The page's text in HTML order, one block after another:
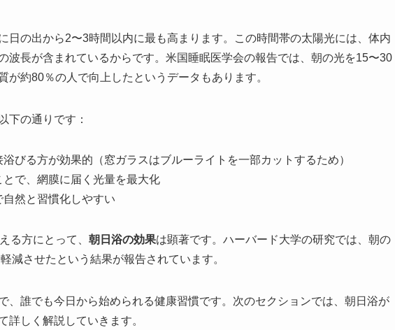
日の出から2〜3時間以内に最も高まります。この時間帯の太陽光には、体内
波長が含まれているからです。米国睡眠医学会の報告では、朝の光を15〜30
が約80％の人で向上したというデータもあります。
下の通りです：
びる方が効果的（窓ガラスはブルーライトを一部カットするため）
で、網膜に届く光量を最大化
然と習慣化しやすい
る方にとって、 朝日浴の効果は顕著です。ハーバード大学の研究では、朝の
減させたという結果が報告されています。
、誰でも今日から始められる健康習慣です。次のセクションでは、朝日浴が
詳しく解説していきます。